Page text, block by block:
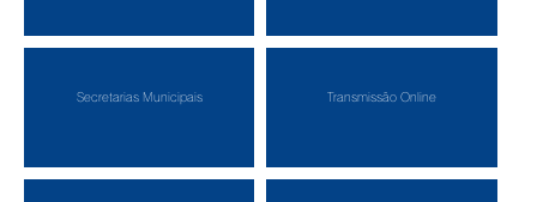
Secretarias Municipais Transmissão Online